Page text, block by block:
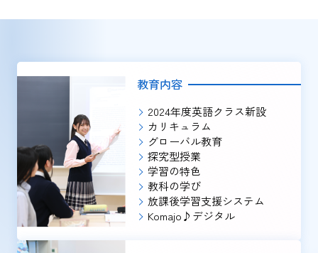
教育内容
2024年度英語クラス新設
カリキュラム
グローバル教育
探究型授業
学習の特色
教科の学び
放課後学習支援システム
Komajo♪デジタル